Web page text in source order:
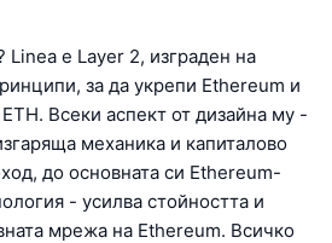
Linea е Layer 2, изграден на
за да укрепи Ethereum и
Всеки аспект от дизайна му -
механика и капиталово
до основната си Ethereum-
- усилва стойността и
мрежа на Ethereum. Всичко